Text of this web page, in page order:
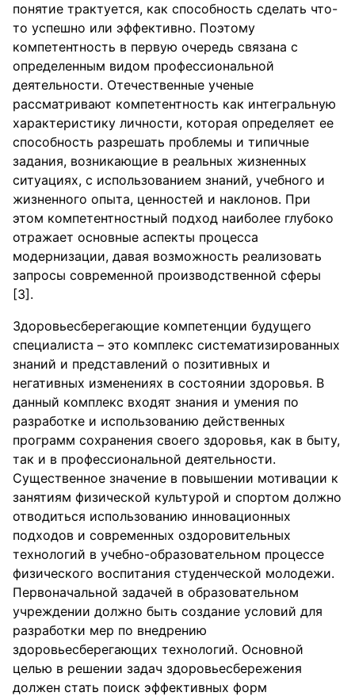
понятие трактуется, как способность сделать что-
то успешно или эффективно. Поэтому
компетентность в первую очередь связана с
определенным видом профессиональной
деятельности. Отечественные ученые
рассматривают компетентность как интегральную
характеристику личности, которая определяет ее
способность разрешать проблемы и типичные
задания, возникающие в реальных жизненных
ситуациях, с использованием знаний, учебного и
жизненного опыта, ценностей и наклонов. При
этом компетентностный подход наиболее глубоко
отражает основные аспекты процесса
модернизации, давая возможность реализовать
запросы современной производственной сферы
[3].
Здоровьесберегающие компетенции будущего
специалиста – это комплекс систематизированных
знаний и представлений о позитивных и
негативных изменениях в состоянии здоровья. В
данный комплекс входят знания и умения по
разработке и использованию действенных
программ сохранения своего здоровья, как в быту,
так и в профессиональной деятельности.
Существенное значение в повышении мотивации к
занятиям физической культурой и спортом должно
отводиться использованию инновационных
подходов и современных оздоровительных
технологий в учебно-образовательном процессе
физического воспитания студенческой молодежи.
Первоначальной задачей в образовательном
учреждении должно быть создание условий для
разработки мер по внедрению
здоровьесберегающих технологий. Основной
целью в решении задач здоровьесбережения
должен стать поиск эффективных форм